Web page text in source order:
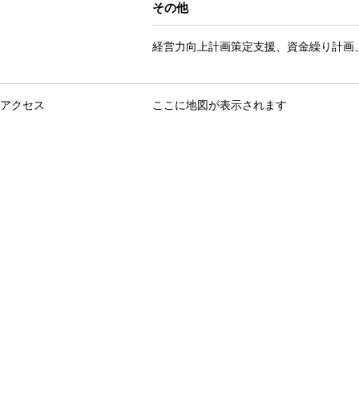
その他
経営力向上計画策定支援、資金繰り計画
アクセス ここに地図が表示されます